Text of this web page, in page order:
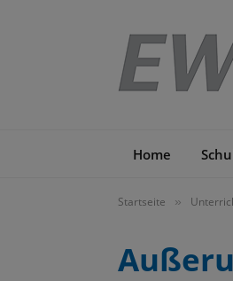
Home
Startseite »